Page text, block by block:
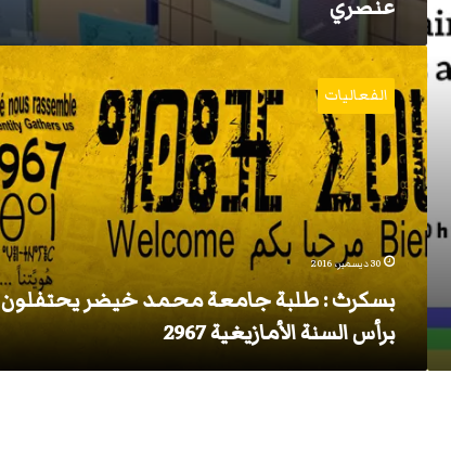
عنصري
بسكرث
:
طلبة
جامعة
محمد
خيضر
يحتفلون
برأس
السنة
الأمازيغية
الفعاليات
30 ديسمبر، 2016
بسكرث : طلبة جامعة محمد خيضر يحتفلون
برأس السنة الأمازيغية 2967